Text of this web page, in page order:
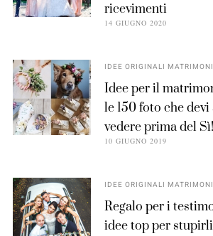
ricevimenti
14 GIUGNO 2020
IDEE ORIGINALI
Idee per il
le 150 foto che
vedere prima del Sì!
10 GIUGNO 2019
IDEE ORIGINALI
Regalo per i
idee top per